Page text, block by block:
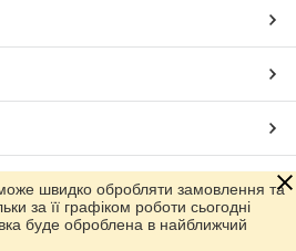
Prom.ua
швидко обробляти замовлення та
за її графіком роботи сьогодні
буде оброблена в найближчий